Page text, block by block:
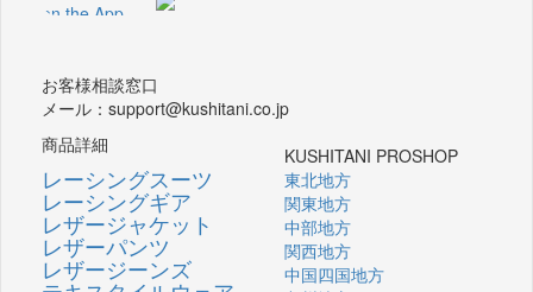
お客様相談窓口
メール：support@kushitani.co.jp
商品詳細
レーシングスーツ
レーシングギア
レザージャケット
レザーパンツ
レザージーンズ
KUSHITANI PROSHOP
東北地方
関東地方
中部地方
関西地方
中国四国地方